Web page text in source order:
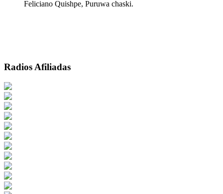
Feliciano Quishpe, Puruwa chaski.
Radios Afiliadas